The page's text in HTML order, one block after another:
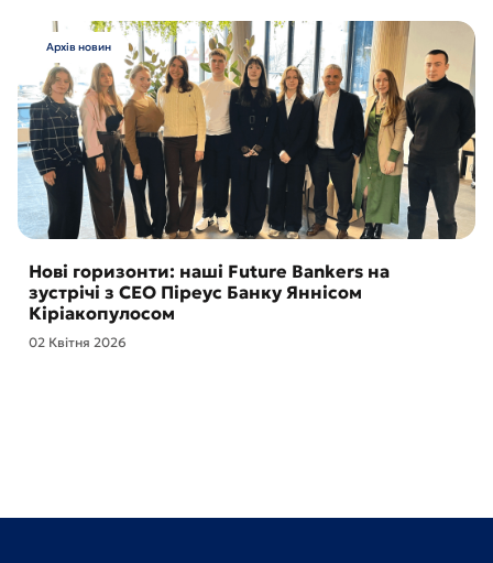
Архів новин
Нові горизонти: наші Future Bankers на
зустрічі з CEO Піреус Банку Яннісом
Кіріакопулосом
02 Квітня 2026